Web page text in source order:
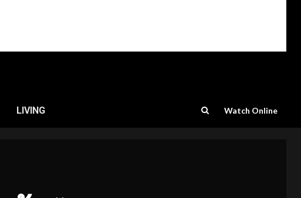
LIVING Watch Online